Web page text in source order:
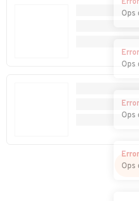
Error
Ops
Error
Ops
Error
Ops
Error
Ops